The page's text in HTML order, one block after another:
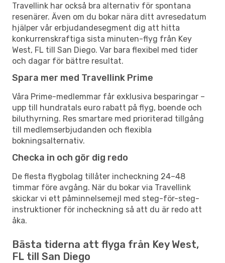
Travellink har också bra alternativ för spontana
resenärer. Även om du bokar nära ditt avresedatum
hjälper vår erbjudandesegment dig att hitta
konkurrenskraftiga sista minuten-flyg från Key
West, FL till San Diego. Var bara flexibel med tider
och dagar för bättre resultat.
Spara mer med Travellink Prime
Våra Prime-medlemmar får exklusiva besparingar –
upp till hundratals euro rabatt på flyg, boende och
biluthyrning. Res smartare med prioriterad tillgång
till medlemserbjudanden och flexibla
bokningsalternativ.
Checka in och gör dig redo
De flesta flygbolag tillåter incheckning 24–48
timmar före avgång. När du bokar via Travellink
skickar vi ett påminnelsemejl med steg-för-steg-
instruktioner för incheckning så att du är redo att
åka.
Bästa tiderna att flyga från Key West,
FL till San Diego